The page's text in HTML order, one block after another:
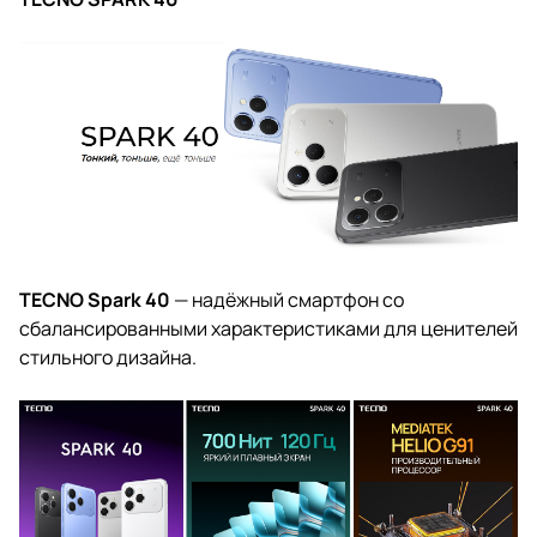
TECNO Spark 40 — надёжный смартфон со
сбалансированными характеристиками для ценителей
стильного дизайна.